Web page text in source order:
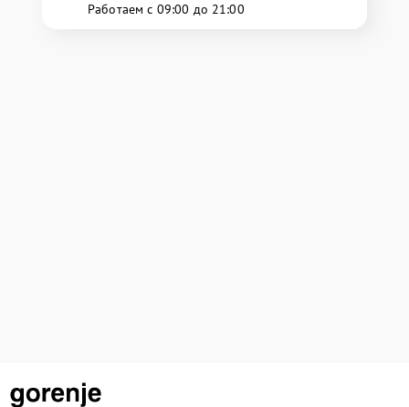
Работаем с 09:00 до 21:00